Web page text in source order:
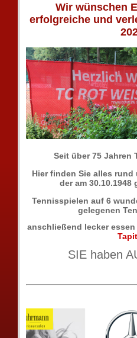
Wir wünschen
erfolgreiche und
Seit über 75 Jahren
Hier finden Sie alles rund
der am 30.10.1948
Tennisspielen auf 6
gelegenen
anschließend lecker
SIE haben